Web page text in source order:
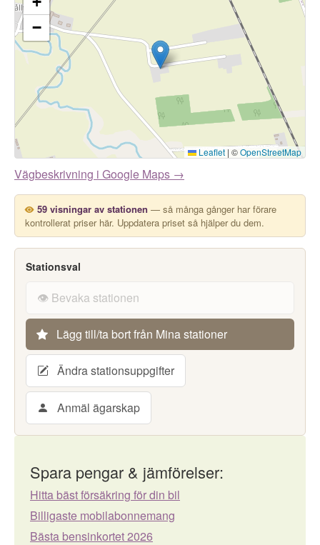
−
Leaflet | ©OpenStreetMap
Vägbeskrivning i Google Maps →
59 visningar av stationen — så många gånger har förare
kontrollerat priser här. Uppdatera priset så hjälper du dem.
Stationsval
👁️ Bevaka stationen
Lägg till/ta bort från Mina stationer
Ändra stationsuppgifter
Anmäl ägarskap
Spara pengar & jämförelser:
Hitta bäst försäkring för din bil
Billigaste mobilabonnemang
Bästa bensinkortet 2026